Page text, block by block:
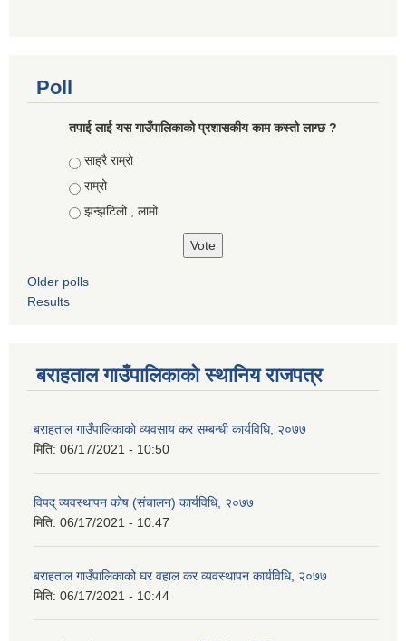
Poll
तपाई लाई यस गाउँपालिकाको प्रशासकीय काम कस्तो लाग्छ ?
Choices
साह्रै राम्रो
राम्रो
झन्झटिलो , लामो
Older polls
Results
बराहताल गाउँपालिकाको स्थानिय राजपत्र
बराहताल गाउँपालिकाको व्यवसाय कर सम्बन्धी कार्यविधि, २०७७
मिति: 06/17/2021 - 10:50
विपद् व्यवस्थापन कोष (संचालन) कार्यविधि, २०७७
मिति: 06/17/2021 - 10:47
बराहताल गाउँपालिकाको घर वहाल कर व्यवस्थापन कार्यविधि, २०७७
मिति: 06/17/2021 - 10:44